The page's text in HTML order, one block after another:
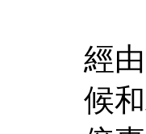
經
候